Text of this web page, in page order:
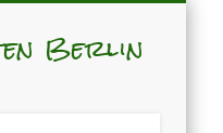
Berlin